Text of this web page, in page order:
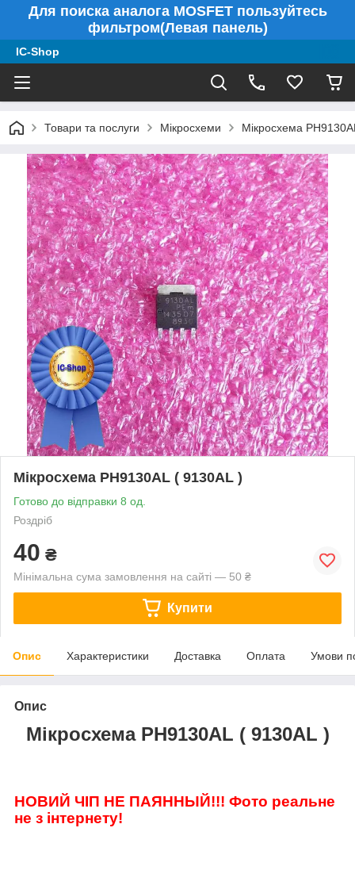
Для поиска аналога MOSFET пользуйтесь
фильтром(Левая панель)
IC-Shop
Товари та послуги Мікросхеми Мікросхема
Мікросхема PH9130AL ( 9130AL )
Готово до відправки 8 од.
Роздріб
40 ₴
Мінімальна сума замовлення на сайті — 50 ₴
Купити
Опис Характеристики Доставка Оплата Умови
Опис
Мікросхема PH9130AL ( 9130AL )
НОВИЙ ЧІП НЕ ПАЯННЫЙ!!! Фото реальне
не з інтернету!